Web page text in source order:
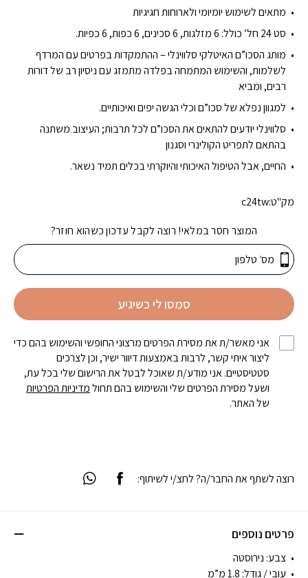
מתאים לשימוש יומיומי ולארוחות חגיגיות
סט 24 חל’ כולל: 6 מזלגות, 6 סכינים, 6 כפות, 6 כפיות.
מותג הסכו”ם האיטלקי סלווינלי – ההתמקדות בפרטים עם המרדף
לשלמות, והשימוש המתמחה בפלדה מתמזג עם ניסיון רב של דורות
רבים, ומביא
למגוון נפלא של סכו”ם וכלי הגשה יפים ואיכותיים.
סלווינלי יודעים להתאים את הסכו”ם לכל תרבות; העיצוב משתנה
בהתאם לתפריט הקולינרי וסגנון
החיים, אבל הטיפול האיכותי והיוקרתי בכלים תמיד נשאר.
מק"ט:c24tw
המוצר חסר במלאי! רוצה לקבל עדכון כשהוא חוזר?
סמסו לי כשיגיע
אני מאשר/ת את מסירת הפרטים מרצוני החופשי והשימוש בהם כדי
ליצור איתי קשר, לרבות באמצעות דיוור ישיר, וכן לצרכים
סטטיסטיים. אני מודע/ת שאוכל לבטל את הרישום שלי בכל עת,
ושעל מסירת הפרטים שלי והשימוש בהם תחולמדיניות הפרטיות
של האתר.
פרטים נוספים
צבע: נירוסטה
עובי / גודל: 1.8 מ”מ
רוצה לשתף את החבר/ה? לחצ/י לשיתוף: